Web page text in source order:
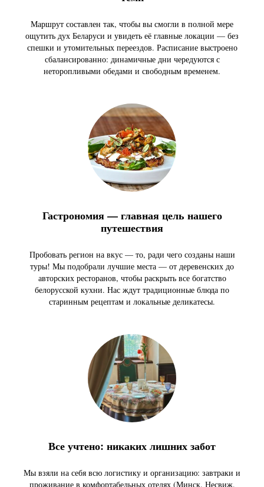
Маршрут составлен так, чтобы вы смогли в полной мере
ощутить дух Беларуси и увидеть её главные локации — без
спешки и утомительных переездов. Расписание выстроено
сбалансированно: динамичные дни чередуются с
неторопливыми обедами и свободным временем.
Гастрономия— главная цель нашего
путешествия
Пробовать регион на вкус — то, ради чего созданы наши
туры! Мы подобрали лучшие места — от деревенских до
авторских ресторанов, чтобы раскрыть все богатство
белорусской кухни. Нас ждут традиционные блюда по
старинным рецептам и локальные деликатесы.
Все учтено: никаких лишних забот
Мы взяли на себя всю логистику и организацию: завтраки и
проживание в комфортабельных отелях (Минск, Несвиж,